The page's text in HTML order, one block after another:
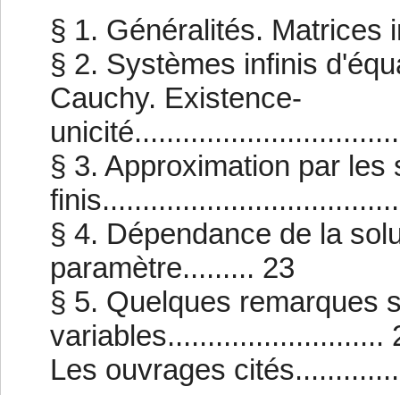
§ 1. Généralités. Matrices
§ 2. Systèmes infinis
Cauchy. Existence-
§ 3. Approximation par les
§ 4. Dépendance de la
paramètre......... 23
§ 5. Quelques remarques
variables...........................
Les ouvrages